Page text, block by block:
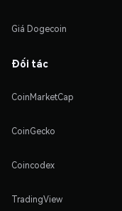
Giá Dogecoin
Đối tác
CoinMarketCap
CoinGecko
Coincodex
TradingView